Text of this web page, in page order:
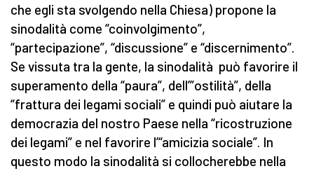
che egli sta svolgendo nella Chiesa) propone la
sinodalità come “coinvolgimento”,
“partecipazione”, “discussione” e “discernimento”.
Se vissuta tra la gente, la sinodalità può favorire il
superamento della “paura”, dell’”ostilità”, della
“frattura dei legami sociali” e quindi può aiutare la
democrazia del nostro Paese nella “ricostruzione
dei legami” e nel favorire l’“amicizia sociale”. In
questo modo la sinodalità si collocherebbe nella